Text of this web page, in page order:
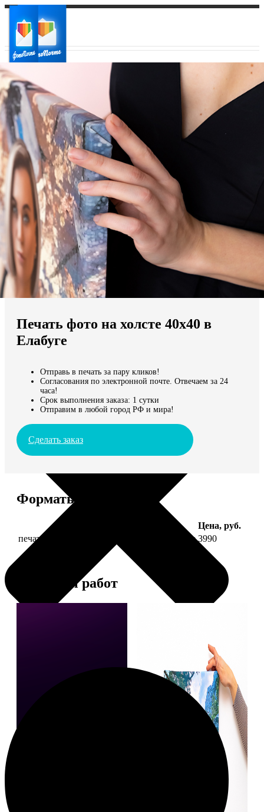
Ваш город:
Ваш регион доставки
Выберите из списка:
Мы доставляем по всему миру
Продолжить без города
Печать фото на холсте 40х40 в
Елабуге
Отправь в печать за пару кликов!
Согласования по электронной почте. Отвечаем за 24
часа!
Срок выполнения заказа: 1 сутки
Отправим в любой город РФ и мира!
Сделать заказ
Форматы и цены
Цена, руб.
печать фото на холсте 40х40 на подрамнике 3990
Примеры работ